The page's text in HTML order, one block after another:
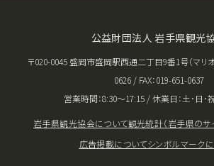
公益財団法人 岩手県観光
〒020-0045 盛岡市盛岡駅西通二丁目9番1号（マリオ
0626 / FAX：019-651-0637
営業時間：8:30〜17:15 / 休業日：土･日･
岩手県観光協会について観光統計（岩手県のサ
広告掲載についてシンボルマーク